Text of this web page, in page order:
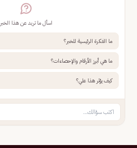
اسأل ما تريد عن هذا الخبر
ما الفكرة الرئيسية للخبر؟
ما هي أبرز الأرقام والإحصاءات؟
كيف يؤثر هذا علي؟